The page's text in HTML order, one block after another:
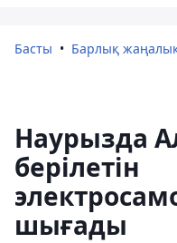
Басты Барлық
Наурызда
берілетін
шығады